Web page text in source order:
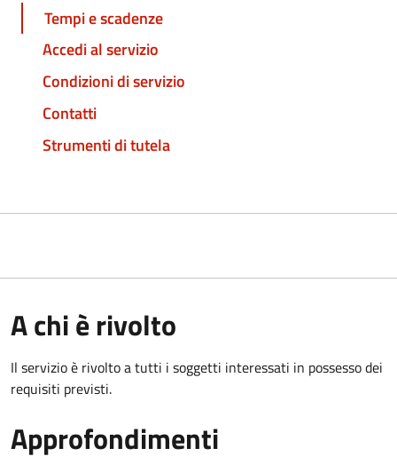
Tempi e scadenze
Accedi al servizio
Condizioni di servizio
Contatti
Strumenti di tutela
A chi è rivolto
Il servizio è rivolto a tutti i soggetti interessati in possesso dei
requisiti previsti.
Approfondimenti